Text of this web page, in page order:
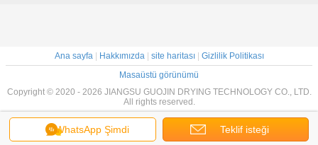
WhatsApp Şimdi Teklif isteği
Ana sayfa| Hakkımızda| site haritası| Gizlilik Politikası
Masaüstü görünümü
Copyright © 2020 - 2026 JIANGSU GUOJIN DRYING TECHNOLOGY CO., LTD.
All rights reserved.